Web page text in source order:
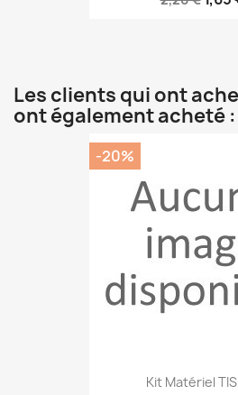
Les clients qui ont
ont également acheté :
Kit Matériel
-20%